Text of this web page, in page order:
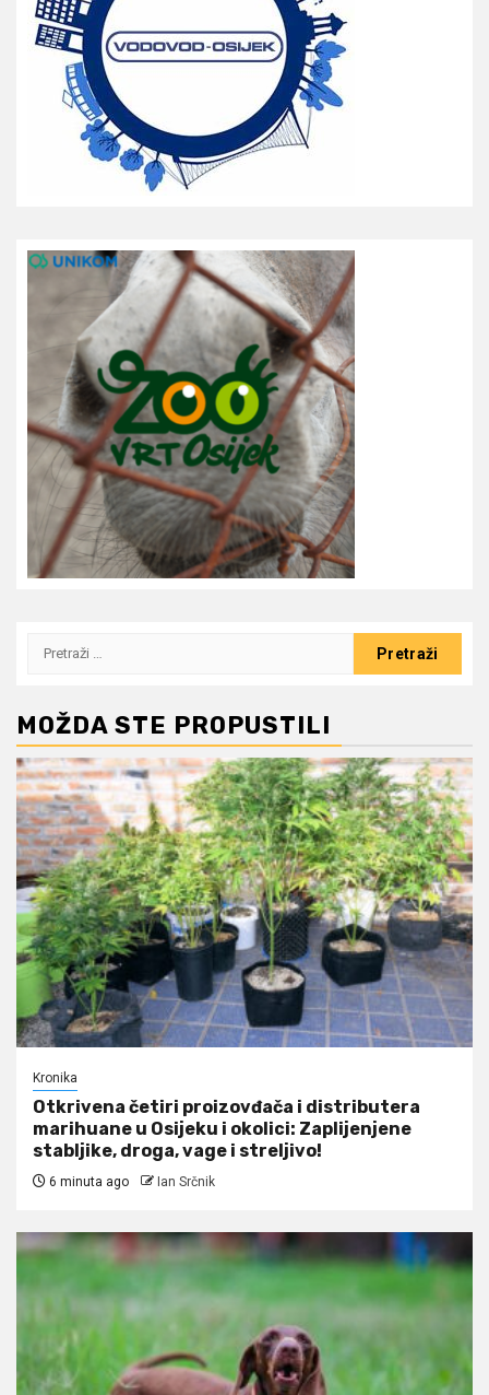
Pretraži:
MOŽDA STE PROPUSTILI
Kronika
Otkrivena četiri proizovđača i distributera
marihuane u Osijeku i okolici: Zaplijenjene
stabljike, droga, vage i streljivo!
6 minuta ago Ian Srčnik